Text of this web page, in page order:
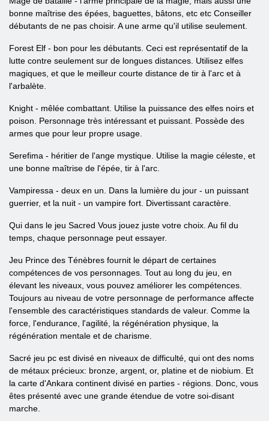
bonne maîtrise des épées, baguettes, bâtons, etc etc Conseiller
débutants de ne pas choisir. A une arme qu'il utilise seulement.
Forest Elf - bon pour les débutants. Ceci est représentatif de la
lutte contre seulement sur de longues distances. Utilisez elfes
magiques, et que le meilleur courte distance de tir à l'arc et à
l'arbalète.
Knight - mêlée combattant. Utilise la puissance des elfes noirs et
poison. Personnage très intéressant et puissant. Possède des
armes que pour leur propre usage.
Serefima - héritier de l'ange mystique. Utilise la magie céleste, et
une bonne maîtrise de l'épée, tir à l'arc.
Vampiressa - deux en un. Dans la lumière du jour - un puissant
guerrier, et la nuit - un vampire fort. Divertissant caractère.
Qui dans le jeu Sacred Vous jouez juste votre choix. Au fil du
temps, chaque personnage peut essayer.
Jeu Prince des Ténèbres fournit le départ de certaines
compétences de vos personnages. Tout au long du jeu, en
élevant les niveaux, vous pouvez améliorer les compétences.
Toujours au niveau de votre personnage de performance affecte
l'ensemble des caractéristiques standards de valeur. Comme la
force, l'endurance, l'agilité, la régénération physique, la
régénération mentale et de charisme.
Sacré jeu pc est divisé en niveaux de difficulté, qui ont des noms
de métaux précieux: bronze, argent, or, platine et de niobium. Et
la carte d'Ankara continent divisé en parties - régions. Donc, vous
êtes présenté avec une grande étendue de votre soi-disant
marche.